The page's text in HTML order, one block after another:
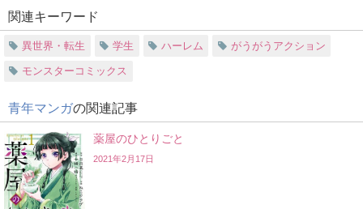
関連キーワード
異世界・転生 学生 ハーレム がうがうアクション
モンスターコミックス
青年マンガの関連記事
薬屋のひとりごと
2021年2月17日